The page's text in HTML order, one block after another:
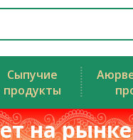
Сыпучие
продукты
на